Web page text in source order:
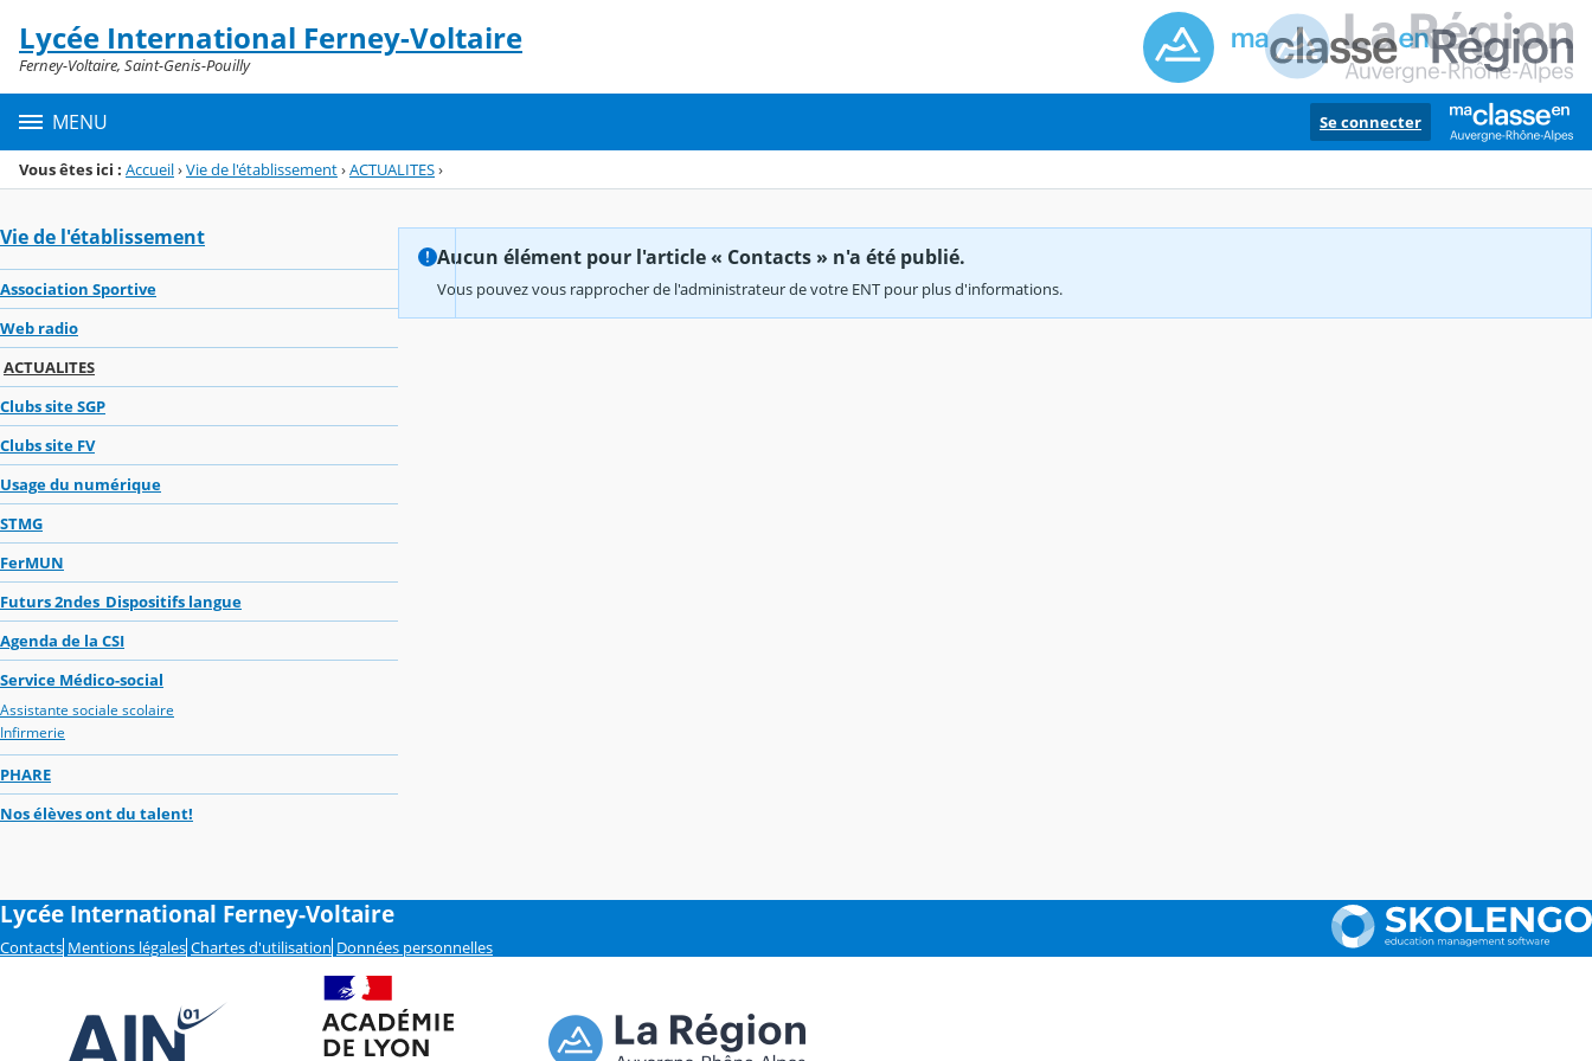
Menu de la rubrique
Contenu
Lycée International Ferney-Voltaire
Ferney-Voltaire, Saint-Genis-Pouilly
MENU Se connecter
Vous êtes ici : Accueil›Vie de l'établissement›ACTUALITES›
Vie de l'établissement
Association Sportive
Web radio
ACTUALITES
Clubs site SGP
Clubs site FV
Usage du numérique
STMG
FerMUN
Futurs 2ndes_Dispositifs langue
Agenda de la CSI
Service Médico-social
Assistante sociale scolaire
Infirmerie
PHARE
Nos élèves ont du talent!
Aucun élément pour l'article « Contacts » n'a été publié.
Vous pouvez vous rapprocher de l'administrateur de votre ENT pour plus d'informations.
Lycée International Ferney-Voltaire
Contacts Mentions légales Chartes d'utilisation Données personnelles